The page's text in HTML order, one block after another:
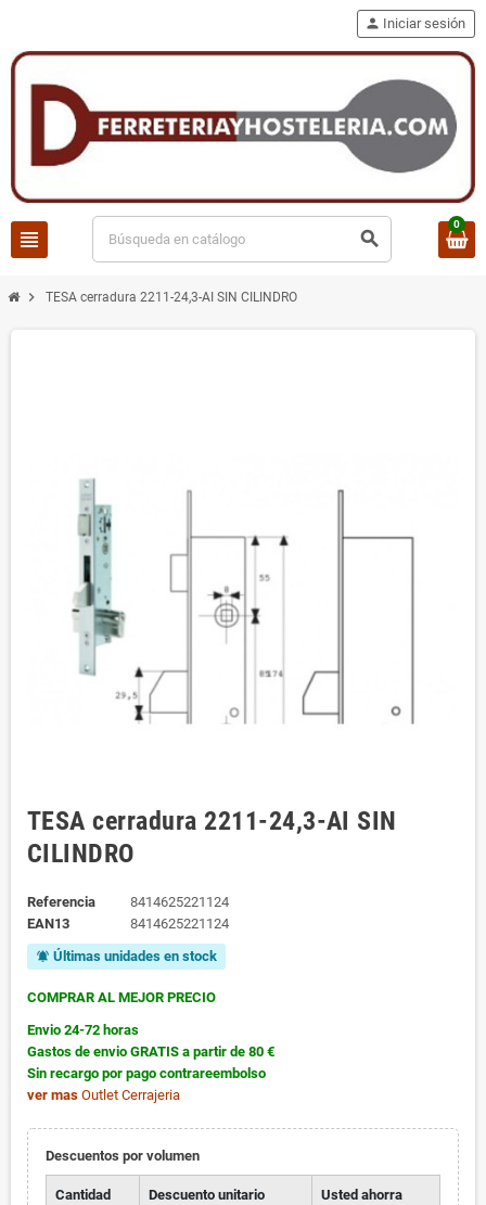
view_headline search
person Iniciar sesión
0
chevron_right TESA cerradura 2211-24,3-AI SIN CILINDRO
TESA cerradura 2211-24,3-AI SIN
CILINDRO
Referencia
8414625221124
EAN13
8414625221124
notifications_active Últimas unidades en stock
COMPRAR AL MEJOR PRECIO
Envio 24-72 horas
Gastos de envio GRATIS a partir de 80 €
Sin recargo por pago contrareembolso
ver mas Outlet Cerrajeria
Descuentos por volumen
Cantidad Descuento unitario Usted ahorra